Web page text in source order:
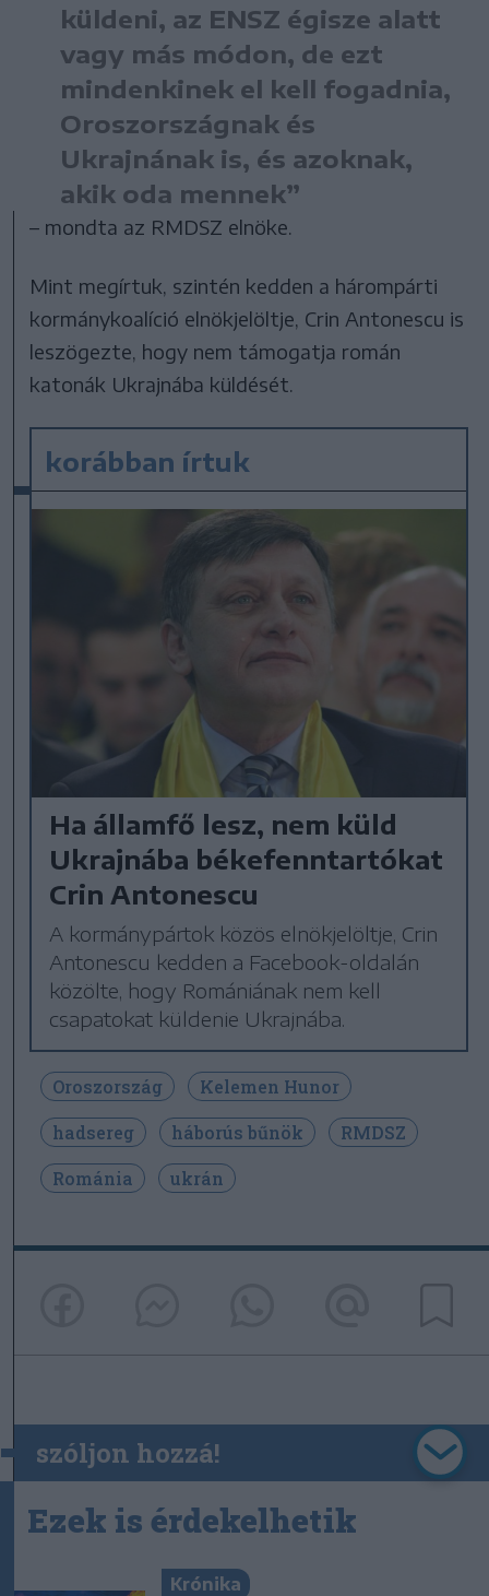
küldeni, az ENSZ égisze alatt
vagy más módon, de ezt
mindenkinek el kell fogadnia,
Oroszországnak és
Ukrajnának is, és azoknak,
akik oda mennek”
– mondta az RMDSZ elnöke.
Mint megírtuk, szintén kedden a hárompárti
kormánykoalíció elnökjelöltje, Crin Antonescu is
leszögezte, hogy nem támogatja román
katonák Ukrajnába küldését.
korábban írtuk
Ha államfő lesz, nem küld
Ukrajnába békefenntartókat
Crin Antonescu
A kormánypártok közös elnökjelöltje, Crin
Antonescu kedden a Facebook-oldalán
közölte, hogy Romániának nem kell
csapatokat küldenie Ukrajnába.
Oroszország
Kelemen Hunor
hadsereg
háborús bűnök
RMDSZ
Románia
ukrán
szóljon hozzá!
Ezek is érdekelhetik
Krónika